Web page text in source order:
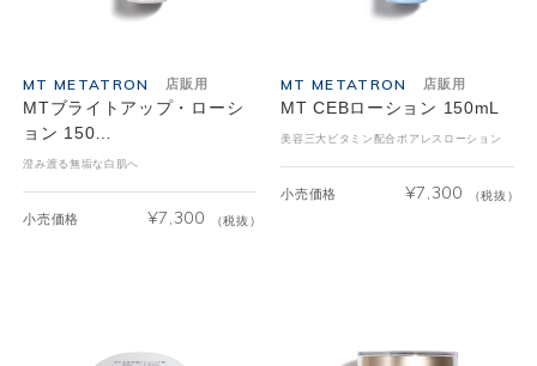
MT METATRON 店販用
MTブライトアップ・ローシ
ョン 150…
澄み渡る無垢な白肌へ
小売価格 ¥7,300 （税抜）
MT METATRON 店販用
MT CEBローション 150mL
美容三大ビタミン配合ポアレスローション
小売価格 ¥7,300 （税抜）